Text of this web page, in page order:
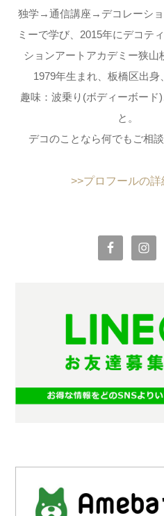
独学→通信講座→デコレーシ
ミーで学び、2015年にデコテ
ションアートアカデミー狭山
1979年生まれ、板橋区出身
趣味：波乗り(ボディーボード
と。
デコのことなら何でもご相
>>プロフールの